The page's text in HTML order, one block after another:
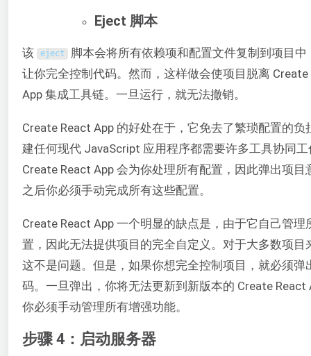
Eject 脚本
该 eject 脚本会将所有依赖项和配置文件复制到项目中
让你完全控制代码。然而，这样做会使项目脱离 Create
App 集成工具链。一旦运行，就无法撤销。
Create React App 的好处在于，它免去了繁琐配置的负
建任何现代 JavaScript 应用程序都需要许多工具协同工
Create React App 会为你处理所有配置，因此弹出项目
之后你必须手动完成所有这些配置。
Create React App 一个明显的缺点是，由于它自己管理
置，因此无法提供项目的完全自定义。对于大多数项目
这不是问题。但是，如果你想完全控制项目，就必须弹
码。一旦弹出，你将无法更新到新版本的 Create React
你必须手动管理所有增强功能。
步骤 4：启动服务器